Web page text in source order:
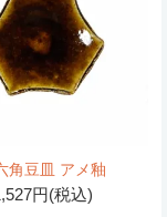
角豆皿 アメ釉
円(税込)